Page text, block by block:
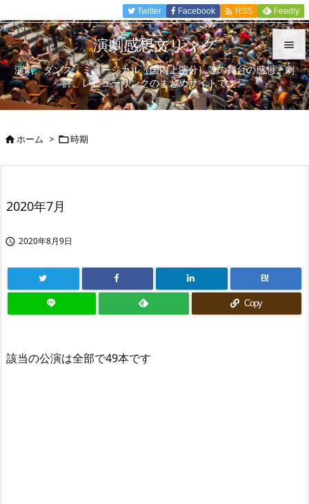


メニュ

Twitter Facebook  RSS Feedly
演劇感想文リンク
演劇、ダンス、ミュージカル（国内上演分）等の舞台の感想、劇
評、レビューリンクのまとめサイトです。
ホーム > 時期
2020年7月
 2020年8月9日
B!
Copy
該当の公演は全部で49本です